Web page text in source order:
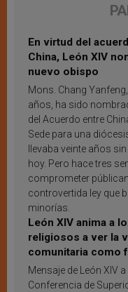
En virtud del
China, León XIV
nuevo obispo
Mons. Chang
años, ha sido
del Acuerdo entre
Sede para una
llevaba veinte años
hoy. Pero hace tres
comprometer
controvertida ley que
minorías.
León XIV anima a
religiosos a ver la
comunitaria como
inspiración y
Mensaje de León XIV a
Conferencia de